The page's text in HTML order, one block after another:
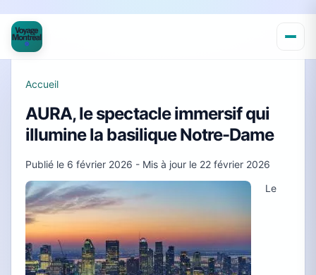
Accueil
AURA, le spectacle immersif qui
illumine la basilique Notre-Dame
Publié le 6 février 2026 - Mis à jour le 22 février 2026
Le